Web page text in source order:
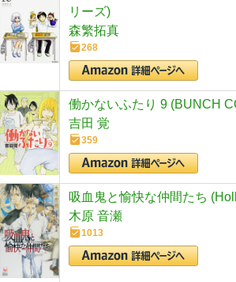
リーズ)
森繁拓真
268
働かないふたり 9 (BUNCH
吉田 覚
359
吸血鬼と愉快な仲間たち
木原 音瀬
1013